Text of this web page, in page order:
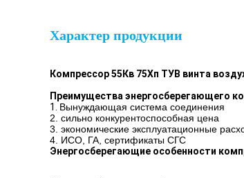
Характер продукции
Компрессор 55Кв 75Хп ТУВ винта
Преимущества энергосберегающего
1. Вынуждающая система соединения
2. сильно конкурентоспособная цена
3. экономические эксплуатационные
4. ИСО, ГА, сертификаты СГС
Энергосберегающие особенности